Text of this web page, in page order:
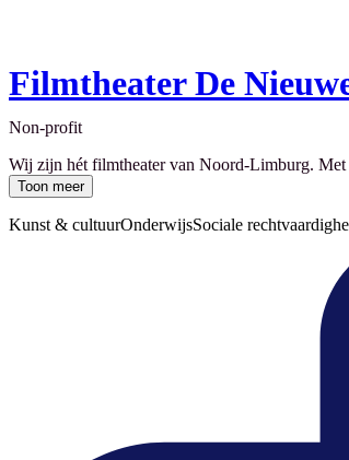
Filmtheater De
Non-profit
Wij zijn hét filmtheater van Noord-Limburg. Met
Toon meer
Kunst & cultuurOnderwijsSociale